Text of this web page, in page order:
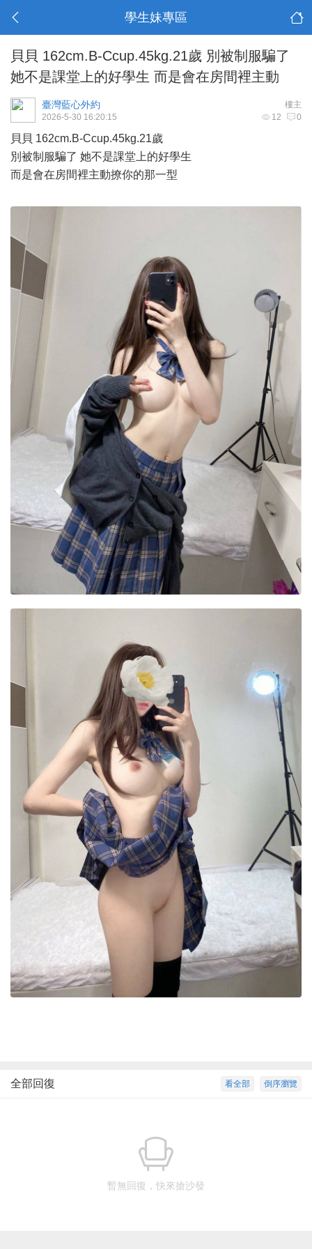
學生妹專區
貝貝 162cm.B-Ccup.45kg.21歲 別被制服騙了
她不是課堂上的好學生 而是會在房間裡主動
樓主
臺灣藍心外約
12 0
2026-5-30 16:20:15
貝貝 162cm.B-Ccup.45kg.21歲
別被制服騙了 她不是課堂上的好學生
而是會在房間裡主動撩你的那一型
倒序瀏覽
看全部
全部回復
暫無回復，快來搶沙發